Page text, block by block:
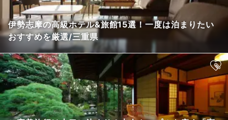
伊勢志摩の高級ホテル&旅館15選！一度は泊まりたい
おすすめを厳選/三重県